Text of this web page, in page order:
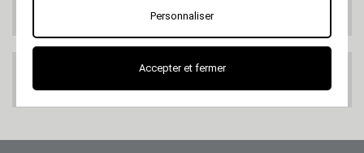
REMBOURSE
PAIEMENT 100%
Personnaliser
Accepter et fermer